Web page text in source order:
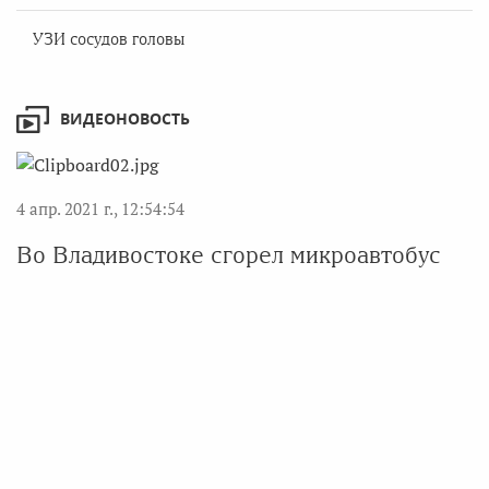
УЗИ сосудов головы
ВИДЕОНОВОСТЬ
4 апр. 2021 г., 12:54:54
Во Владивостоке сгорел микроавтобус